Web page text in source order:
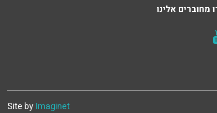
מחוברים אלינו
Site by Imaginet